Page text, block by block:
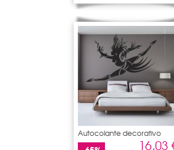
Autocolante decorativo
dancers 16,03